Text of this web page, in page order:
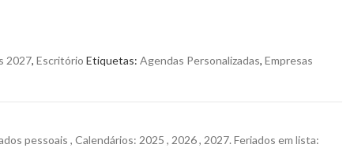
2027, Escritório Etiquetas: Agendas Personalizadas, Empresas
pessoais , Calendários: 2025 , 2026 , 2027. Feriados em lista: